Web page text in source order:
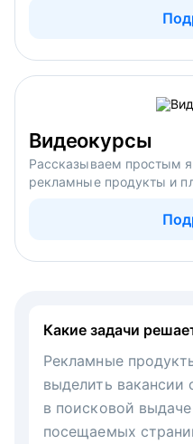
Видеокурсы
Рассказываем простым
рекламные продукты и
Какие задачи
Рекламные
выделить вакансии
в поисковой
посещаемых